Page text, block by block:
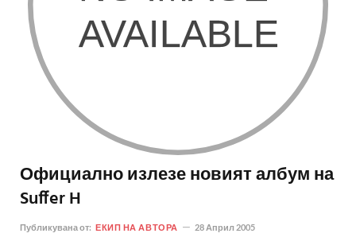
Официално излезе новият албум на
Suffer H
Публикувана от: ЕКИП НА АВТОРА 28 Април 2005